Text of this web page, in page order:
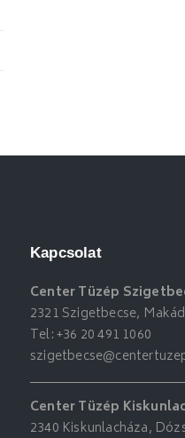
Kapcsolat
Center Tüzép
2321 Szigetbecse,
Tel:+36 20 491 1060
Center Tüzép
2340 Kiskunlacháza,